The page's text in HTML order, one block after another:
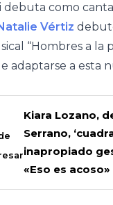
debuta como
Vértiz
“Hombres a la
adaptarse a esta
Kiara Lozano,
Serrano,
inapropiado
«Eso es acoso»